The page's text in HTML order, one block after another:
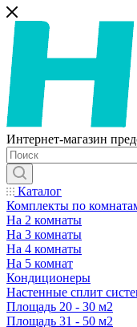
Интернет-магазин
Каталог
Комплекты по
На 2 комнаты
На 3 комнаты
На 4 комнаты
На 5 комнат
Кондиционеры
Настенные сплит
Площадь 20 - 30 м2
Площадь 31 - 50 м2